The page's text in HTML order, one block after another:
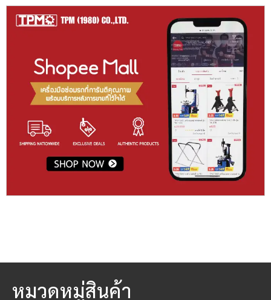
หมวดหมู่สินค้า